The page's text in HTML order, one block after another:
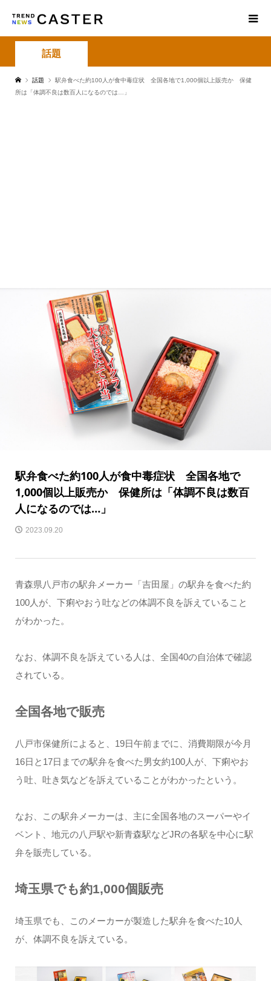
話題
話題
駅弁食べた約100人が食中毒症状 全国各地で1,000個以上販売か 保健
所は「体調不良は数百人になるのでは…」
駅弁食べた約100人が食中毒症状 全国各地で
1,000個以上販売か 保健所は「体調不良は数百
人になるのでは…」
2023.09.20
青森県八戸市の駅弁メーカー「吉田屋」の駅弁を食べた約
100人が、下痢やおう吐などの体調不良を訴えていること
がわかった。
なお、体調不良を訴えている人は、全国40の自治体で確認
されている。
全国各地で販売
八戸市保健所によると、19日午前までに、消費期限が今月
16日と17日までの駅弁を食べた男女約100人が、下痢やお
う吐、吐き気などを訴えていることがわかったという。
なお、この駅弁メーカーは、主に全国各地のスーパーやイ
ベント、地元の八戸駅や新青森駅などJRの各駅を中心に駅
弁を販売している。
埼玉県でも約1,000個販売
埼玉県でも、このメーカーが製造した駅弁を食べた10人
が、体調不良を訴えている。